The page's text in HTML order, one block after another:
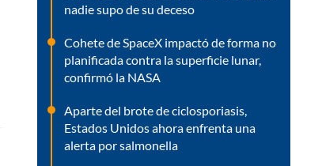
nadie supo de su deceso
Cohete de SpaceX impactó de forma no
planificada contra la superficie lunar,
confirmó la NASA
Aparte del brote de ciclosporiasis,
Estados Unidos ahora enfrenta una
alerta por salmonella